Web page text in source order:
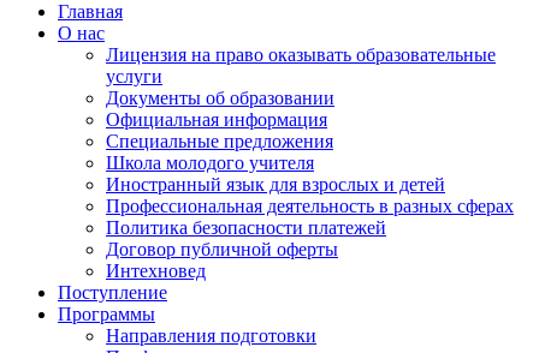
Главная
О нас
Лицензия на право оказывать образовательные
услуги
Документы об образовании
Официальная информация
Специальные предложения
Школа молодого учителя
Иностранный язык для взрослых и детей
Профессиональная деятельность в разных сферах
Политика безопасности платежей
Договор публичной оферты
Интехновед
Поступление
Программы
Направления подготовки